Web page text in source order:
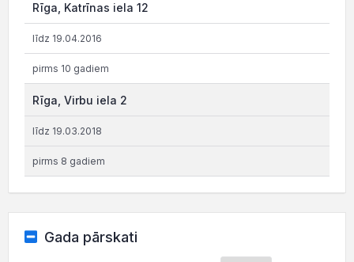
Rīga, Katrīnas iela 12
līdz 19.04.2016
pirms 10 gadiem
Rīga, Virbu iela 2
līdz 19.03.2018
pirms 8 gadiem
Gada pārskati